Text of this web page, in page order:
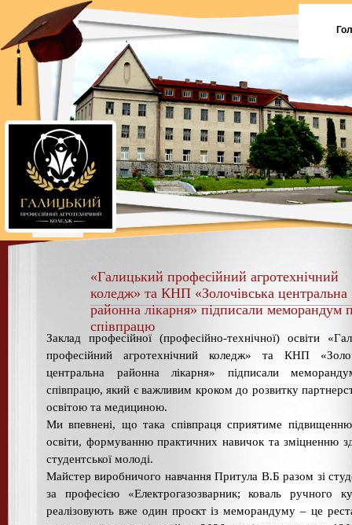
«Галицький професійний агротехнічний
коледж» та КНП «Золочівська центральна
районна лікарня» підписали меморандум
співпрацю
Заклад професійної (професійно-технічної) освіти
професійний агротехнічний коледж» та КНП
центральна районна лікарня» підписали
співпрацю, який є важливим кроком до розвитку
освітою та медициною.
Ми впевнені, що така співпраця сприятиме підвищенню
освіти, формуванню практичних навичок та зміцненню
студентської молоді.
Майстер виробничого навчання Притула В.Б разом зі
за професією «Електрогазозварник; коваль ручного
реалізовують вже один проєкт із меморандуму – це